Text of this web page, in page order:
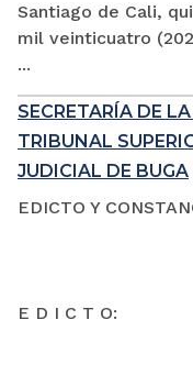
Santiago de Cali,
mil veinticuatro
...
SECRETARÍA DE
TRIBUNAL
JUDICIAL DE BUGA
EDICTO Y
E D I C T O: